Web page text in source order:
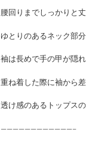
腰回りまでしっかりと
ゆとりのあるネック部
袖は長めで手の甲が隠れ
重ね着した際に袖から
透け感のあるトップス
————————————–